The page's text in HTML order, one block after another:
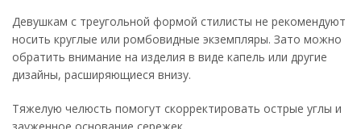
Девушкам с треугольной формой стилисты не рекомендуют
носить круглые или ромбовидные экземпляры. Зато можно
обратить внимание на изделия в виде капель или другие
дизайны, расширяющиеся внизу.
Тяжелую челюсть помогут скорректировать острые углы и